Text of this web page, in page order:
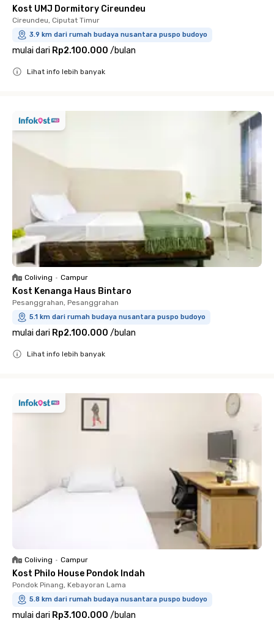
Kost UMJ Dormitory Cireundeu
Cireundeu, Ciputat Timur
3.9 km dari rumah budaya nusantara puspo budoyo
mulai dari Rp2.100.000 /bulan
Lihat info lebih banyak
Coliving • Campur
Kost Kenanga Haus Bintaro
Pesanggrahan, Pesanggrahan
5.1 km dari rumah budaya nusantara puspo budoyo
mulai dari Rp2.100.000 /bulan
Lihat info lebih banyak
Coliving • Campur
Kost Philo House Pondok Indah
Pondok Pinang, Kebayoran Lama
5.8 km dari rumah budaya nusantara puspo budoyo
mulai dari Rp3.100.000 /bulan